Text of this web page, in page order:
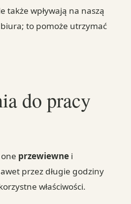
wpływają na naszą
to pomoże utrzymać
do pracy
przewiewne i
przez długie godziny
właściwości.